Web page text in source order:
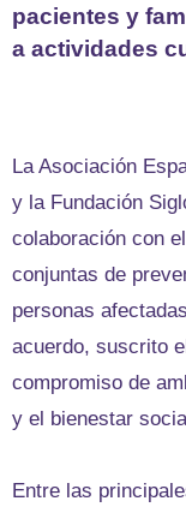
pacientes y
a actividades
La Asociación
y la Fundación
colaboración con
conjuntas de
personas
acuerdo, suscrito
compromiso de
y el bienestar
Entre las